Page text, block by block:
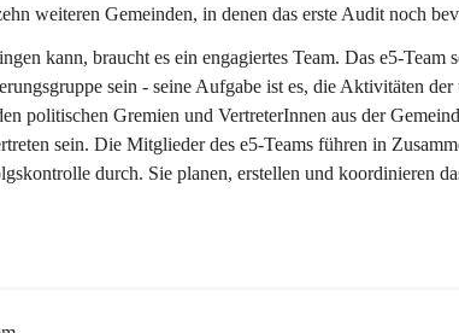
weiteren Gemeinden, in denen das erste Audit noch
kann, braucht es ein engagiertes Team. Das e5-
sein - seine Aufgabe ist es, die Aktivitäten
politischen Gremien und VertreterInnen aus der
sein. Die Mitglieder des e5-Teams führen in
durch. Sie planen, erstellen und koordinieren